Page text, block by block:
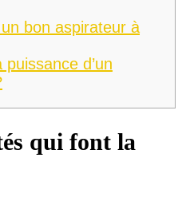
bon aspirateur à
d’un
qui font la